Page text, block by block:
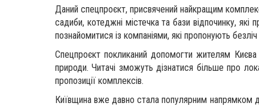
Даний спецпроєкт, присвячений найкращим
садиби, котеджні містечка та бази відпочинку,
познайомитися із компаніями, які пропонують
Спецпроєкт покликаний допомогти жителям Києва
природи. Читачі зможуть дізнатися більше про
пропозиції комплексів.
Київщина вже давно стала популярним напрямком